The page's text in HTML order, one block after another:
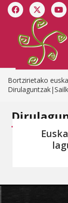
Bortzirietako